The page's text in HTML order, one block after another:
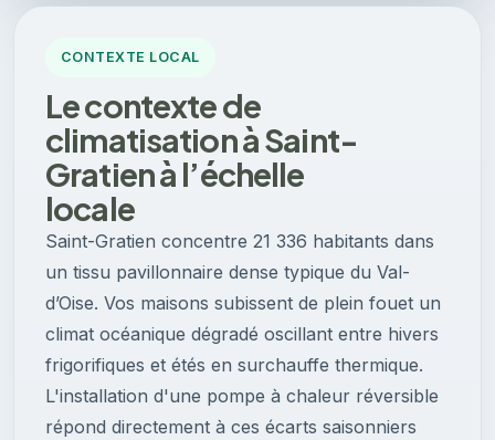
CONTEXTE LOCAL
Le contexte de
climatisation à Saint-
Gratien à l’échelle
locale
Saint-Gratien concentre 21 336 habitants dans
un tissu pavillonnaire dense typique du Val-
d’Oise. Vos maisons subissent de plein fouet un
climat océanique dégradé oscillant entre hivers
frigorifiques et étés en surchauffe thermique.
L'installation d'une pompe à chaleur réversible
répond directement à ces écarts saisonniers